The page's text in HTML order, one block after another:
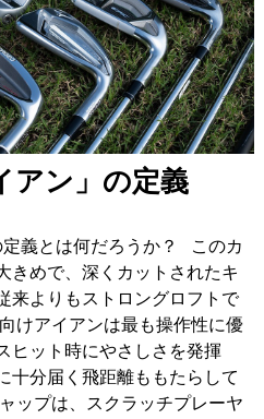
アン」の定義
義とは何だろうか？ このカ
きめで、深くカットされたキ
来よりもストロングロフトで
けアイアンは最も操作性に優
ヒット時にやさしさを発揮
十分届く飛距離ももたらして
ップは、スクラッチプレーヤ